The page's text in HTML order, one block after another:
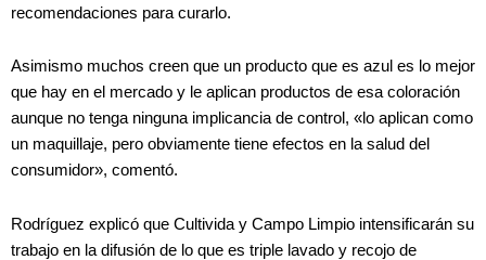
recomendaciones para curarlo.
Asimismo muchos creen que un producto que es azul es lo mejor
que hay en el mercado y le aplican productos de esa coloración
aunque no tenga ninguna implicancia de control, «lo aplican como
un maquillaje, pero obviamente tiene efectos en la salud del
consumidor», comentó.
Rodríguez explicó que Cultivida y Campo Limpio intensificarán su
trabajo en la difusión de lo que es triple lavado y recojo de